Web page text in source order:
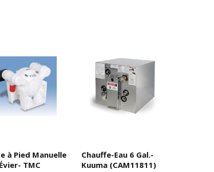
à Pied Manuelle
TMC
Chauffe-Eau 6 Gal.-
Kuuma (CAM11811)